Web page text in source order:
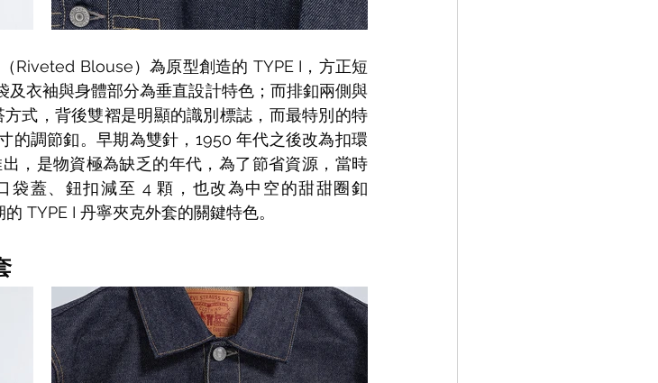
Riveted Blouse）為原型創造的 TYPE I，方正短
衣袖與身體部分為垂直設計特色；而排釦兩側與
式，背後雙褶是明顯的識別標誌，而最特別的特
的調節釦。早期為雙針，1950 年代之後改為扣環
，是物資極為缺乏的年代，為了節省資源，當時
袋蓋、鈕扣減至 4 顆，也改為中空的甜甜圈釦
TYPE I 丹寧夾克外套的關鍵特色。